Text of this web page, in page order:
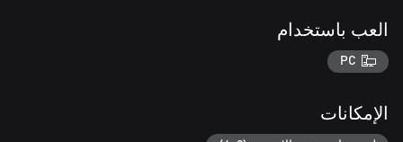
endless waves of enemies deploying with ever-increasing
only) Halo: Reach.
العب باستخدام
PC
الإمكانات